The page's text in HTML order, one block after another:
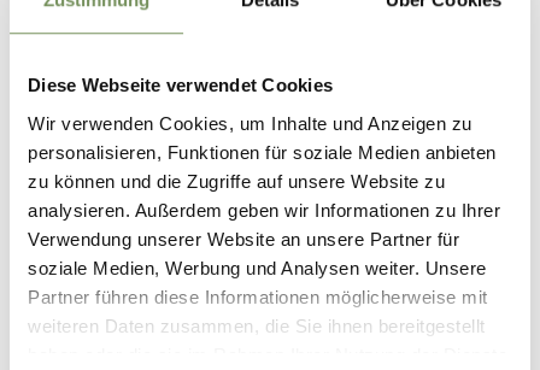
Diese Webseite verwendet Cookies
Wir verwenden Cookies, um Inhalte und Anzeigen zu
personalisieren, Funktionen für soziale Medien anbieten
zu können und die Zugriffe auf unsere Website zu
analysieren. Außerdem geben wir Informationen zu Ihrer
Verwendung unserer Website an unsere Partner für
soziale Medien, Werbung und Analysen weiter. Unsere
Partner führen diese Informationen möglicherweise mit
weiteren Daten zusammen, die Sie ihnen bereitgestellt
Malga
Parco giochi
Cucina aperta
Specialità altoatesine
Prodotti di produzione
propria
Contatto
Malga Ulfaseralm